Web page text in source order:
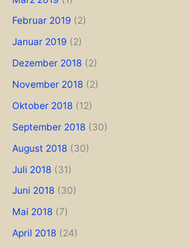
Februar 2019 (2)
Januar 2019 (2)
Dezember 2018 (2)
November 2018 (2)
Oktober 2018 (12)
September 2018 (30)
August 2018 (30)
Juli 2018 (31)
Juni 2018 (30)
Mai 2018 (7)
April 2018 (24)